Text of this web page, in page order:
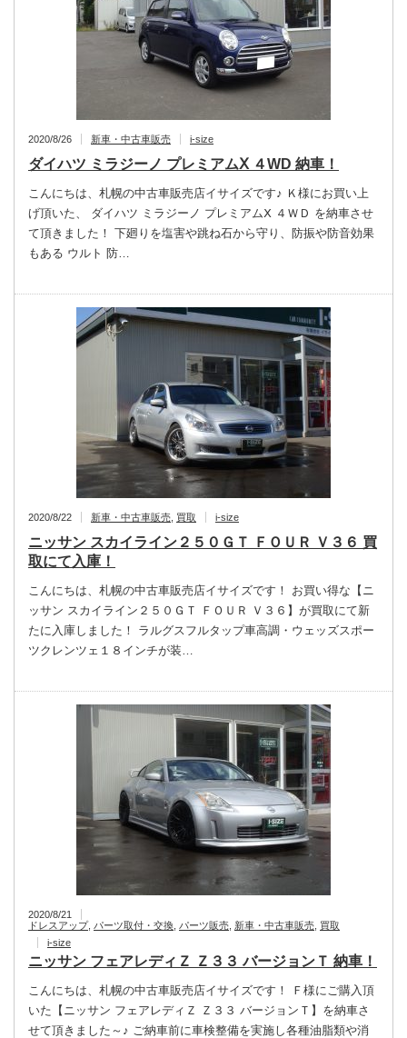
2020/8/26 新車・中古車販売 i-size
ダイハツ ミラジーノ プレミアムⅩ ４WD 納車！
こんにちは、札幌の中古車販売店イサイズです♪ Ｋ様にお買い上
げ頂いた、 ダイハツ ミラジーノ プレミアムⅩ ４ＷＤ を納車させ
て頂きました！ 下廻りを塩害や跳ね石から守り、防振や防音効果
もある ウルト 防…
2020/8/22 新車・中古車販売 買取 i-size
ニッサン スカイライン２５０ＧＴ ＦＯＵＲ Ｖ３６ 買
取にて入庫！
こんにちは、札幌の中古車販売店イサイズです！ お買い得な【ニ
ッサン スカイライン２５０ＧＴ ＦＯＵＲ Ｖ３６】が買取にて新
たに入庫しました！ ラルグスフルタップ車高調・ウェッズスポー
ツクレンツェ１８インチが装…
2020/8/21
ドレスアップ, パーツ取付・交換 パーツ販売 新車・中古車販売 買取
i-size
ニッサン フェアレディＺ Ｚ３３ バージョンＴ 納車！
こんにちは、札幌の中古車販売店イサイズです！ Ｆ様にご購入頂
いた【ニッサン フェアレディＺ Ｚ３３ バージョンＴ】を納車さ
せて頂きました～♪ ご納車前に車検整備を実施し各種油脂類や消